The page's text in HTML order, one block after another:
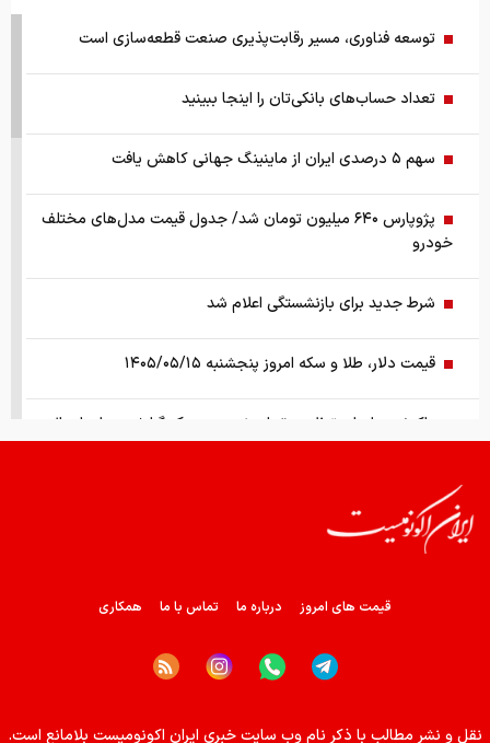
توسعه فناوری، مسیر رقابت‌پذیری صنعت قطعه‌سازی است
تعداد حساب‌های بانکی‌تان را اینجا ببینید
سهم ۵ درصدی ایران از ماینینگ جهانی کاهش یافت
پژوپارس ۶۴۰ میلیون تومان شد/ جدول قیمت مدل‌های مختلف
خودرو
شرط جدید برای بازنشستگی اعلام شد
قیمت دلار، طلا و سکه امروز پنجشنبه ۱۴۰۵/۰۵/۱۵
واکنش سازمان تنظیم مقررات نسبت به یک گزارش درباره اعمال
ضریب ۲.۷ برای اینترنت
ادامه روند نزولی قدرت خرید مردم؛ قیمت مرغ گران‌تر می‌شود
قیمت های امروز درباره ما تماس با ما همکاری
نقل و نشر مطالب با ذکر نام وب سایت خبری ایران اکونومیست بلامانع است.